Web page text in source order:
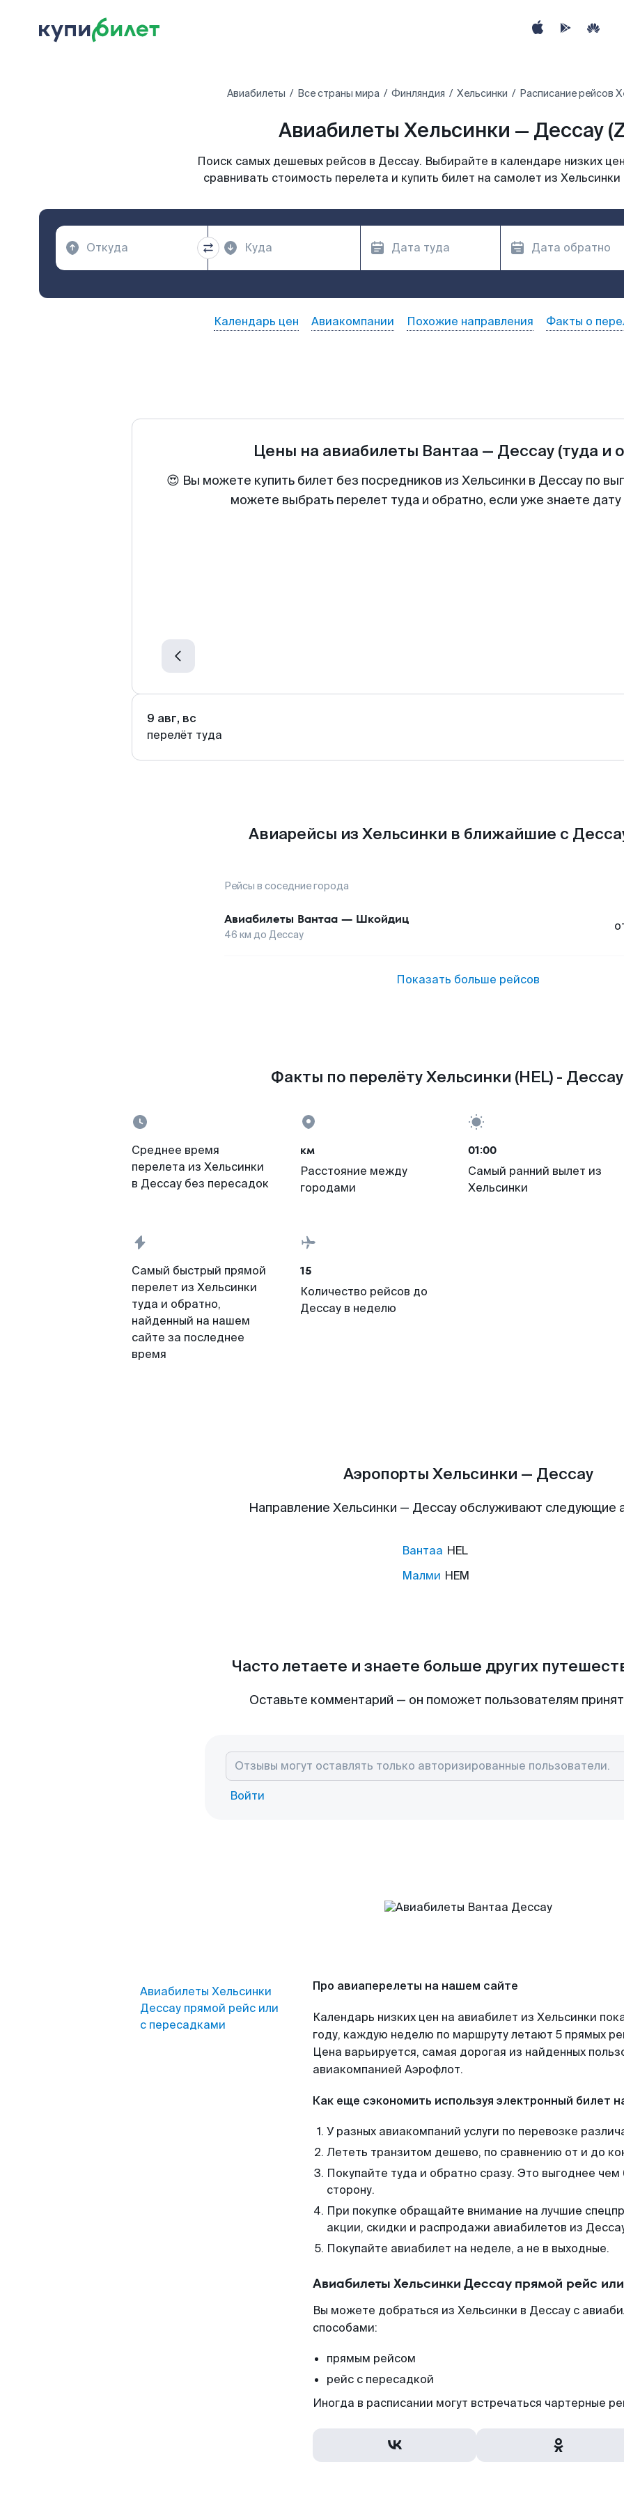
Авиабилеты Все страны мира Финляндия Хельсинки Расписание рейсов
Авиабилеты Хельсинки — Дессау
Поиск самых дешевых рейсов в Дессау. Выбирайте в календаре низких
сравнивать стоимость перелета и купить билет на самолет из
Календарь цен Авиакомпании Похожие направления Факты о
Цены на авиабилеты Вантаа — Дессау (туда и
😍 Вы можете купить билет без посредников из Хельсинки в Дессау по
можете выбрать перелет туда и обратно, если уже знаете
9 авг, вс
перелёт туда
Авиарейсы из Хельсинки в ближайшие с
Рейсы в соседние города
Авиабилеты Вантаа — Шкойдиц
46 км до Дессау
Показать больше рейсов
Факты по перелёту Хельсинки (HEL) - Дессау
Среднее время
перелета из Хельсинки
в Дессау без пересадок
км
Расстояние между
городами
01:00
Самый ранний вылет из
Хельсинки
Самый быстрый прямой
перелет из Хельсинки
туда и обратно,
найденный на нашем
сайте за последнее
время
15
Количество рейсов до
Дессау в неделю
Аэропорты Хельсинки — Дессау
Направление Хельсинки — Дессау обслуживают следующие
Вантаа HEL
Малми HEM
Часто летаете и знаете больше других
Оставьте комментарий — он поможет пользователям
Войти
Авиабилеты Хельсинки
Дессау прямой рейс или
с пересадками
Про авиаперелеты на нашем сайте
Календарь низких цен на авиабилет из Хельсинки
году, каждую неделю по маршруту летают 5 прямых
Цена варьируется, самая дорогая из найденных
авиакомпанией Аэрофлот.
Как еще сэкономить используя электронный билет
У разных авиакомпаний услуги по перевозке
Лететь транзитом дешево, по сравнению от и до
Покупайте туда и обратно сразу. Это выгоднее
сторону.
При покупке обращайте внимание на лучшие
акции, скидки и распродажи авиабилетов из
Покупайте авиабилет на неделе, а не в выходные.
Авиабилеты Хельсинки Дессау прямой рейс
Вы можете добраться из Хельсинки в Дессау с
способами:
прямым рейсом
рейс с пересадкой
Иногда в расписании могут встречаться чартерные